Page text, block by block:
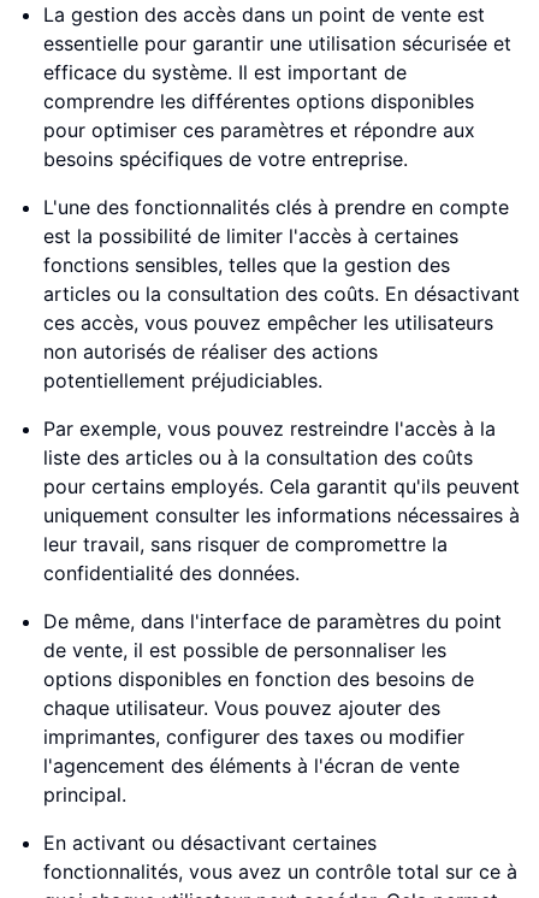
La gestion des accès dans un point de vente est
essentielle pour garantir une utilisation sécurisée et
efficace du système. Il est important de
comprendre les différentes options disponibles
pour optimiser ces paramètres et répondre aux
besoins spécifiques de votre entreprise.
L'une des fonctionnalités clés à prendre en compte
est la possibilité de limiter l'accès à certaines
fonctions sensibles, telles que la gestion des
articles ou la consultation des coûts. En désactivant
ces accès, vous pouvez empêcher les utilisateurs
non autorisés de réaliser des actions
potentiellement préjudiciables.
Par exemple, vous pouvez restreindre l'accès à la
liste des articles ou à la consultation des coûts
pour certains employés. Cela garantit qu'ils peuvent
uniquement consulter les informations nécessaires à
leur travail, sans risquer de compromettre la
confidentialité des données.
De même, dans l'interface de paramètres du point
de vente, il est possible de personnaliser les
options disponibles en fonction des besoins de
chaque utilisateur. Vous pouvez ajouter des
imprimantes, configurer des taxes ou modifier
l'agencement des éléments à l'écran de vente
principal.
En activant ou désactivant certaines
fonctionnalités, vous avez un contrôle total sur ce à